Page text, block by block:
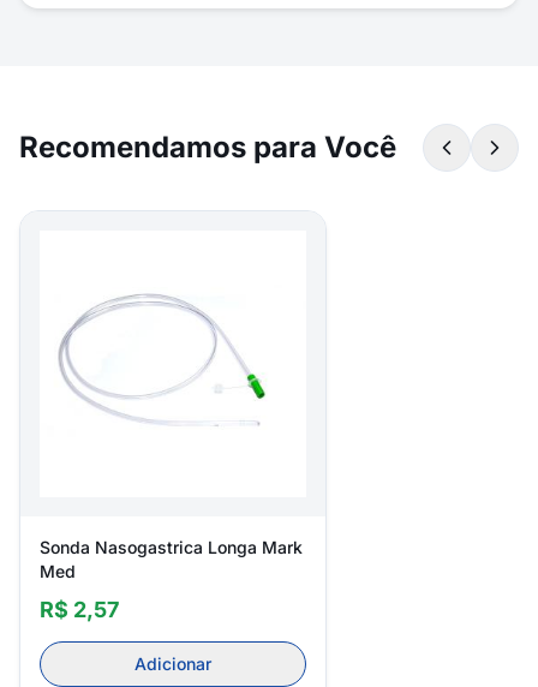
Recomendamos para Você
Sonda Nasogastrica Longa Mark
Med
R$ 2,57
Adicionar